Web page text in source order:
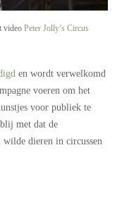
video Peter Jolly’s Circus
en wordt verwelkomd
voeren om het
voor publiek te
met dat de
wilde dieren in circussen